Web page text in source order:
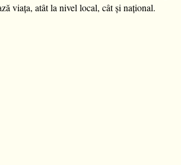
viața, atât la nivel local, cât și național.